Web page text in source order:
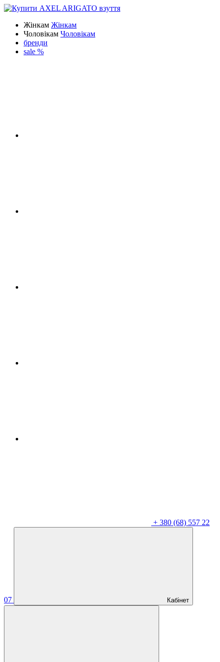
Жінкам Жінкам
Чоловікам Чоловікам
бренди
sale %
+ 380 (68) 557 22
07 Кабінет